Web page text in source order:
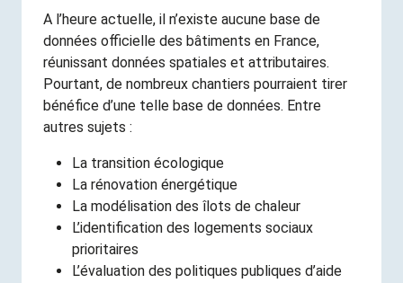
A l’heure actuelle, il n’existe aucune base de
données officielle des bâtiments en France,
réunissant données spatiales et attributaires.
Pourtant, de nombreux chantiers pourraient tirer
bénéfice d’une telle base de données. Entre
autres sujets :
La transition écologique
La rénovation énergétique
La modélisation des îlots de chaleur
L’identification des logements sociaux
prioritaires
L’évaluation des politiques publiques d’aide